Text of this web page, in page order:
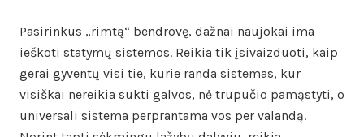
Pasirinkus „rimtą“ bendrovę, dažnai naujokai ima
ieškoti statymų sistemos. Reikia tik įsivaizduoti, kaip
gerai gyventų visi tie, kurie randa sistemas, kur
visiškai nereikia sukti galvos, nė trupučio pamąstyti, o
universali sistema perprantama vos per valandą.